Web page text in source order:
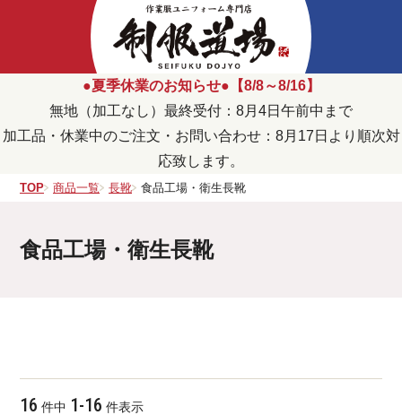
●夏季休業のお知らせ●【8/8～8/16】
無地（加工なし）最終受付：8月4日午前中まで
加工品・休業中のご注文・お問い合わせ：8月17日より順次対
応致します。
TOP 商品一覧 長靴 食品工場・衛生長靴
食品工場・衛生長靴
16 件中 1-16 件表示